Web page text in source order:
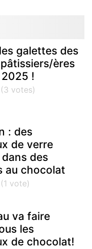
galettes des
ères
!
: des
de verre
des
au chocolat
va faire
les
de chocolat!